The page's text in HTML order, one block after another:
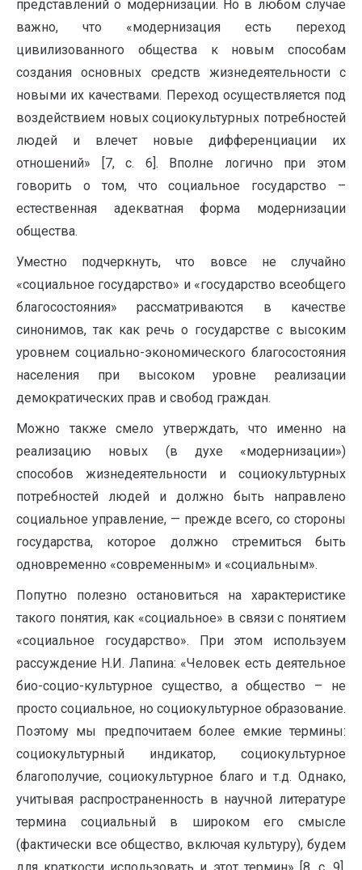
представлений о модернизации. Но в любом случае
важно, что «модернизация есть переход
цивилизованного общества к новым способам
создания основных средств жизнедеятельности с
новыми их качествами. Переход осуществляется под
воздействием новых социокультурных потребностей
людей и влечет новые дифференциации их
отношений» [7, с. 6]. Вполне логично при этом
говорить о том, что социальное государство –
естественная адекватная форма модернизации
общества.
Уместно подчеркнуть, что вовсе не случайно
«социальное государство» и «государство всеобщего
благосостояния» рассматриваются в качестве
синонимов, так как речь о государстве с высоким
уровнем социально-экономического благосостояния
населения при высоком уровне реализации
демократических прав и свобод граждан.
Можно также смело утверждать, что именно на
реализацию новых (в духе «модернизации»)
способов жизнедеятельности и социокультурных
потребностей людей и должно быть направлено
социальное управление, — прежде всего, со стороны
государства, которое должно стремиться быть
одновременно «современным» и «социальным».
Попутно полезно остановиться на характеристике
такого понятия, как «социальное» в связи с понятием
«социальное государство». При этом используем
рассуждение Н.И. Лапина: «Человек есть деятельное
био-социо-культурное существо, а общество – не
просто социальное, но социокультурное образование.
Поэтому мы предпочитаем более емкие термины:
социокультурный индикатор, социокультурное
благополучие, социокультурное благо и т.д. Однако,
учитывая распространенность в научной литературе
термина социальный в широком его смысле
(фактически все общество, включая культуру), будем